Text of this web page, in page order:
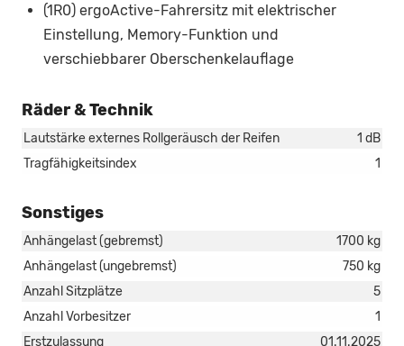
(1R0) ergoActive-Fahrersitz mit elektrischer
Einstellung, Memory-Funktion und
verschiebbarer Oberschenkelauflage
Räder & Technik
Lautstärke externes Rollgeräusch der Reifen
1 dB
Tragfähigkeitsindex
1
Sonstiges
Anhängelast (gebremst)
1700 kg
Anhängelast (ungebremst)
750 kg
Anzahl Sitzplätze
5
Anzahl Vorbesitzer
1
Erstzulassung
01.11.2025